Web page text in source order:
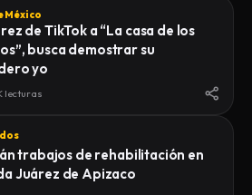
México
de TikTok a “La casa de los
busca demostrar su
yo
lecturas
trabajos de rehabilitación en
Juárez de Apizaco